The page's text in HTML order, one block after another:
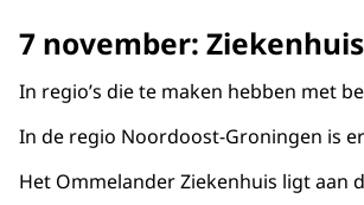
7 november:
In regio’s die te maken hebben met
In de regio Noordoost-Groningen is
Het Ommelander Ziekenhuis ligt aan